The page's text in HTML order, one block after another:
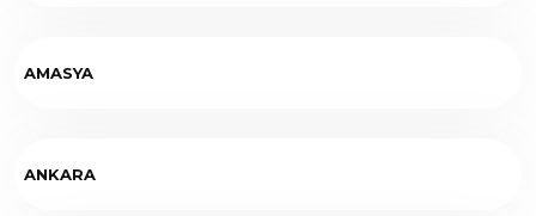
AMASYA
ANKARA